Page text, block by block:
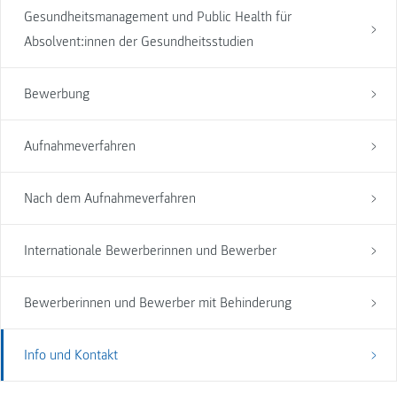
Gesundheitsmanagement und Public Health für
Absolvent:innen der Gesundheitsstudien
Bewerbung
Aufnahmeverfahren
Nach dem Aufnahmeverfahren
Internationale Bewerberinnen und Bewerber
Bewerberinnen und Bewerber mit Behinderung
Info und Kontakt